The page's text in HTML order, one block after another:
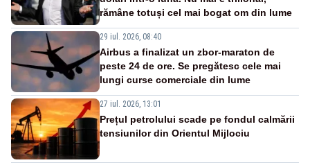
rămâne totuși cel mai bogat om din lume
29 iul. 2026, 08:40
Airbus a finalizat un zbor-maraton de
peste 24 de ore. Se pregătesc cele mai
lungi curse comerciale din lume
27 iul. 2026, 13:01
Prețul petrolului scade pe fondul calmării
tensiunilor din Orientul Mijlociu